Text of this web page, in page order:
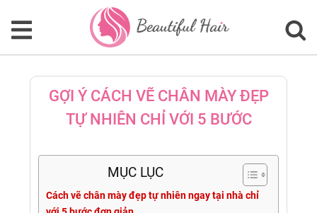
GỢI Ý CÁCH VẼ CHÂN MÀY ĐẸP
TỰ NHIÊN CHỈ VỚI 5 BƯỚC
MỤC LỤC
Cách vẽ chân mày đẹp tự nhiên ngay tại nhà chỉ